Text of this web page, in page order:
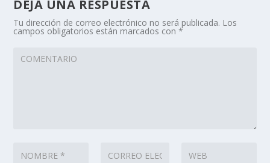
DEJA UNA RESPUESTA
Tu dirección de correo electrónico no será publicada. Los
campos obligatorios están marcados con*